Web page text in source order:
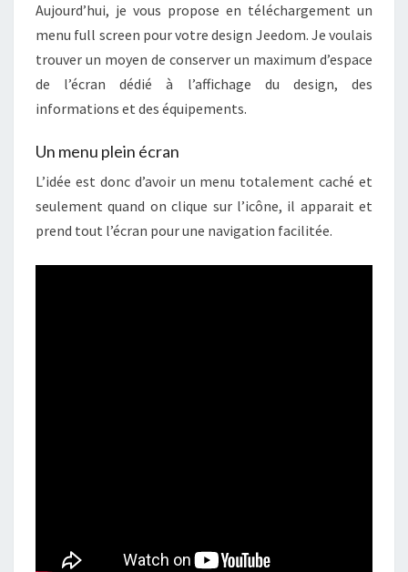
Aujourd’hui, je vous propose en téléchargement un
menu full screen pour votre design Jeedom. Je voulais
trouver un moyen de conserver un maximum d’espace
de l’écran dédié à l’affichage du design, des
informations et des équipements.
Un menu plein écran
L’idée est donc d’avoir un menu totalement caché et
seulement quand on clique sur l’icône, il apparait et
prend tout l’écran pour une navigation facilitée.